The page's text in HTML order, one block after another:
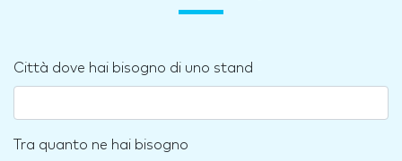
Città dove hai bisogno di uno stand
Tra quanto ne hai bisogno